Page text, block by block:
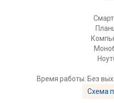
Время работы: Без
Схема